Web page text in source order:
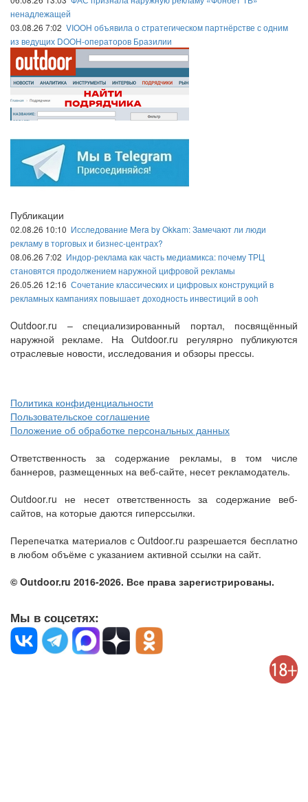
ненадлежащей
03.08.26 7:02 VIOOH объявила о стратегическом партнёрстве с одним
из ведущих DOOH-операторов Бразилии
Публикации
02.08.26 10:10 Исследование Mera by Okkam: Замечают ли люди
рекламу в торговых и бизнес-центрах?
08.06.26 7:02 Индор-реклама как часть медиамикса: почему ТРЦ
становятся продолжением наружной цифровой рекламы
26.05.26 12:16 Сочетание классических и цифровых конструкций в
рекламных кампаниях повышает доходность инвестиций в ooh
Outdoor.ru – специализированный портал, посвящённый
наружной рекламе. На Outdoor.ru регулярно публикуются
отраслевые новости, исследования и обзоры прессы.
Политика конфиденциальности
Пользовательское соглашение
Положение об обработке персональных данных
Ответственность за содержание рекламы, в том числе
баннеров, размещенных на веб-сайте, несет рекламодатель.
Outdoor.ru не несет ответственность за содержание веб-
сайтов, на которые даются гиперссылки.
Перепечатка материалов с Outdoor.ru разрешается бесплатно
в любом объёме с указанием активной ссылки на сайт.
© Outdoor.ru 2016-2026. Все права зарегистрированы.
Мы в соцсетях: